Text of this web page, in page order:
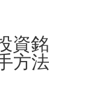
資銘
方法